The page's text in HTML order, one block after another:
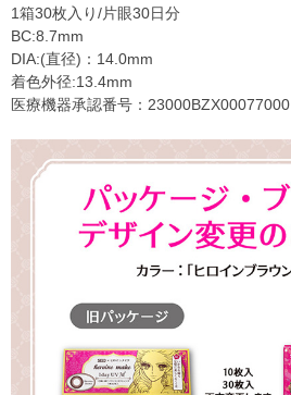
1箱30枚入り/片眼30日分
BC:8.7mm
DIA:(直径)：14.0mm
着色外径:13.4mm
医療機器承認番号：23000BZX00077000